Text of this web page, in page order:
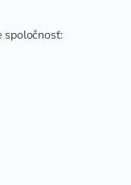
spoločnosť: